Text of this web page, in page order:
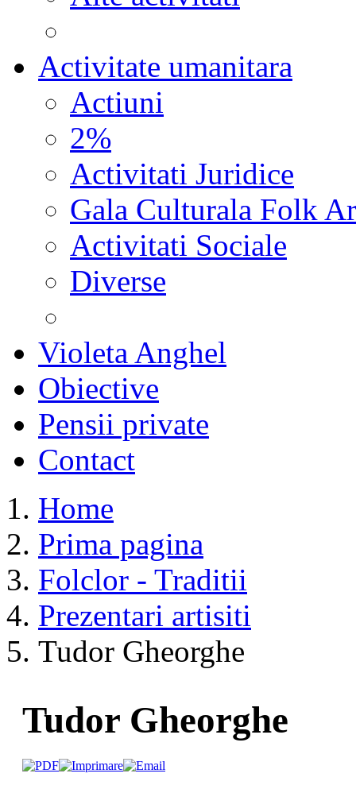
Activitate umanitara
Actiuni
2%
Activitati Juridice
Gala Culturala Folk
Activitati Sociale
Diverse
Violeta Anghel
Obiective
Pensii private
Contact
Home
Prima pagina
Folclor - Traditii
Prezentari artisiti
Tudor Gheorghe
Tudor Gheorghe